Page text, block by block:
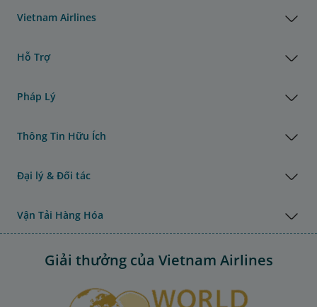
Vietnam Airlines
Hỗ Trợ
Pháp Lý
Thông Tin Hữu Ích
Đại lý & Đối tác
Vận Tải Hàng Hóa
Giải thưởng của Vietnam Airlines